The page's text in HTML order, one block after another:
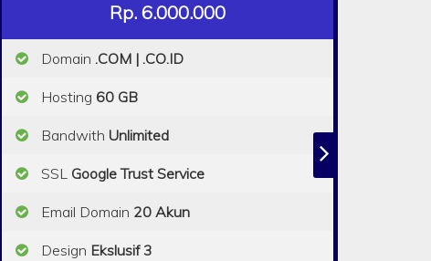
Rp. 6.000.000
Domain .COM | .CO.ID
Hosting 60 GB
Bandwith Unlimited
SSL Google Trust Service
Email Domain 20 Akun
Design Ekslusif 3